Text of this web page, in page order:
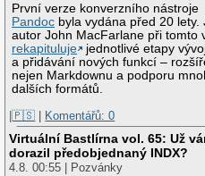
První verze konverzního nástroje
Pandoc byla vydána před 20 lety.
autor John MacFarlane při tomto
rekapituluje
jednotlivé etapy
a přidávání nových funkcí –
nejen Markdownu a podporu
dalších formátů.
|🇵🇸 | Komentářů: 0
Virtuální Bastlírna vol. 65: Už
dorazil předobjednaný INDX?
4.8. 00:55 | Pozvánky